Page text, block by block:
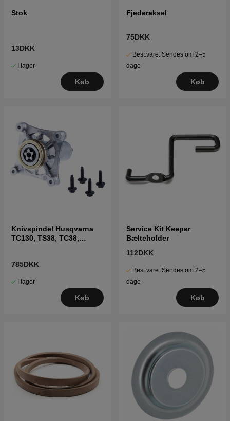
Stok
13DKK
I lager
Køb
Fjederaksel
75DKK
Best.vare. Sendes om 2–5
dage
Køb
Knivspindel Husqvarna
TC130, TS38, TC38,
785DKK
I lager
Køb
Service Kit Keeper
Bælteholder
112DKK
Best.vare. Sendes om 2–5
dage
Køb